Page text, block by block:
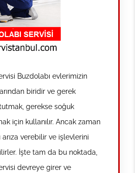
Buzdolabı evlerimizin
biridir ve gerek
gerekse soğuk
için kullanılır. Ancak zaman
verebilir ve işlevlerini
İşte tam da bu noktada,
devreye girer ve